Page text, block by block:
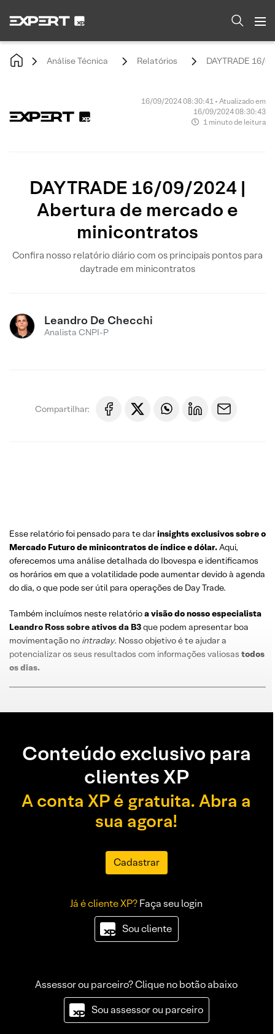
Análise Técnica Relatórios DAYTRADE 16/
16/09/2024 08:30:41 • Atualizado em
16/09/2024 08:30:43
1 minuto de leitura
DAYTRADE 16/09/2024 |
Abertura de mercado e
minicontratos
Confira nosso relatório diário com os principais pontos para
daytrade em minicontratos
Leandro De Checchi
Analista CNPI-P
Compartilhar:
Esse relatório foi pensado para te darinsights exclusivos sobre o
Mercado Futurode minicontratos de índice e dólar.Aqui,
oferecemos uma análise detalhada do Ibovespa e identificamos
os horários em que a volatilidade pode aumentar devido à agenda
do dia, o que pode ser útil para operações de Day Trade.
Também incluímos neste relatórioa visão do nosso especialista
Leandro Rosssobreativos da B3que podem apresentar boa
movimentação no intraday. Nosso objetivo é te ajudar a
potencializar os seus resultados com informações valiosas todos
os dias.
Conteúdo exclusivo para
clientes XP
A conta XP é gratuita. Abra a
sua agora!
Cadastrar
Já é cliente XP?Faça seu login
Sou cliente
Assessor ou parceiro? Clique no botão abaixo
Sou assessor ou parceiro